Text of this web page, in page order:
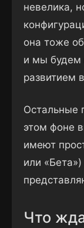
невелика,
она тоже
и мы будем
развитием
Остальные
этом фоне
имеют
или
Что